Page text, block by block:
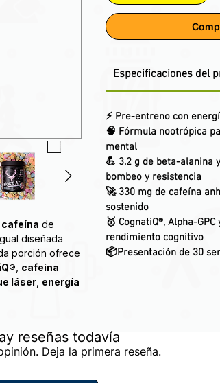
cafeína de
diseñada
porción ofrece
cafeína
láser energía
con tres
este trío
Especificaciones del
⚡ Pre-entreno con
🧠 Fórmula nootrópica
mental
💪 3.2 g de beta-alanina
bombeo y resistencia
🚀 330 mg de cafeína
sostenido
🥇 CognatiQ®, Alpha-
rendimiento cognitivo
📦Presentación de 30
reseñas todavía
Deja la primera reseña.